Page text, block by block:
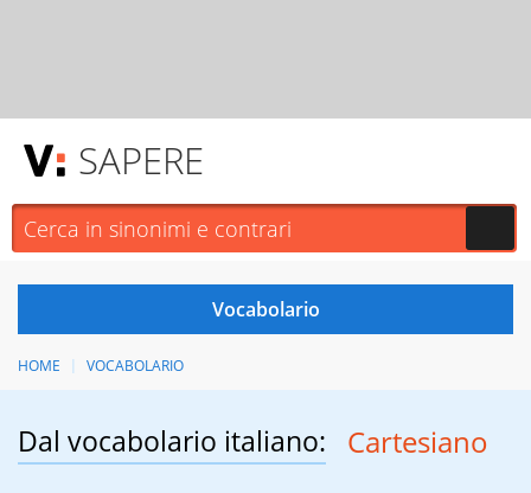
SAPERE
HOME VOCABOLARIO
Dal vocabolario italiano: Cartesiano